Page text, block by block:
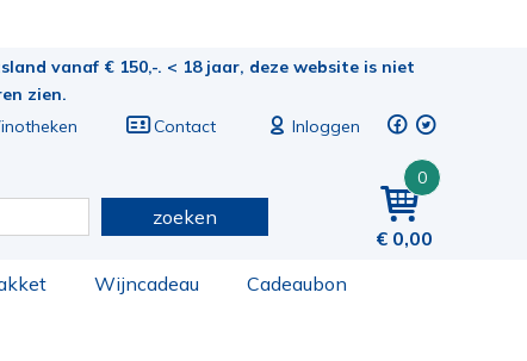
vanaf € 150,-. < 18 jaar, deze website is niet
zien.
Contact Inloggen
0
0,00
zoeken
Wijncadeau Cadeaubon